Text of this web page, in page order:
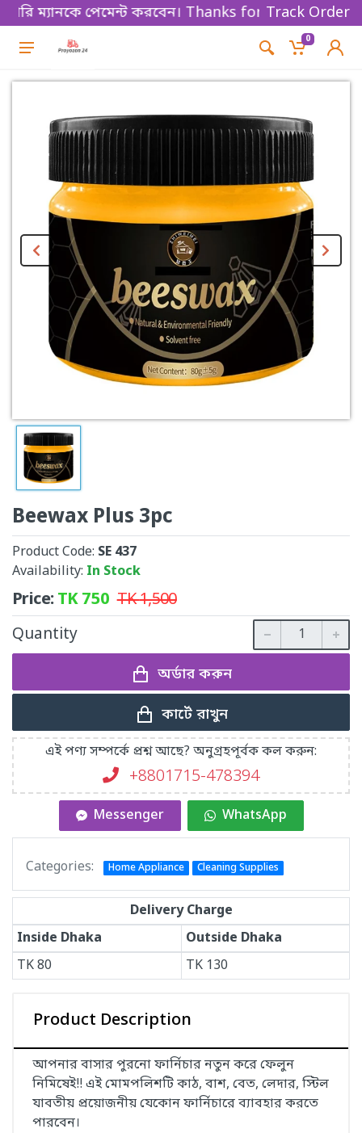
ম্যানকে পেমেন্ট করবেন। Thanks for shopping!Track Order
0
Beewax Plus 3pc
Product Code: SE 437
Availability: In Stock
Price:TK750 TK1,500
Quantity
অর্ডার করুন
কার্টে রাখুন
এই পণ্য সম্পর্কে প্রশ্ন আছে? অনুগ্রহপূর্বক কল করুন:
+8801715-478394
Messenger WhatsApp
Categories: Home Appliance Cleaning Supplies
Delivery Charge
Inside Dhaka
Outside Dhaka
TK80 TK 130
Product Description
আপনার বাসার পুরনো ফার্নিচার নতুন করে ফেলুন
নিমিষেই!! এই মোমপলিশটি কাঠ, বাশ, বেত, লেদার, স্টিল
যাবতীয় প্রয়োজনীয় যেকোন ফার্নিচারে ব্যাবহার করতে
পারবেন।